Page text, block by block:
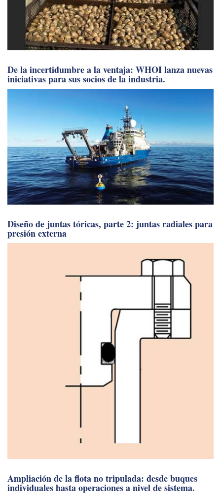
De la incertidumbre a la ventaja: WHOI lanza nuevas
iniciativas para sus socios de la industria.
Diseño de juntas tóricas, parte 2: juntas radiales para
presión externa
Ampliación de la flota no tripulada: desde buques
individuales hasta operaciones a nivel de sistema.